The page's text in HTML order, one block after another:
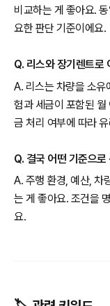
비교하는 게 좋아요.
요한 판단 기준이에요.
Q. 리스와 장기렌트로
A. 리스는 차량을 소유
험과 세금이 포함된 월
금 처리 여부에 따라
Q. 결국 어떤 기준으
A. 주행 환경, 예산, 차
는 게 좋아요. 조건을
요.